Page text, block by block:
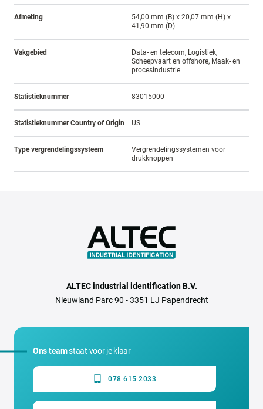
Afmeting
54,00 mm (B) x 20,07 mm (H) x
41,90 mm (D)
Vakgebied
Data- en telecom, Logistiek,
Scheepvaart en offshore, Maak- en
procesindustrie
Statistieknummer 83015000
Statistieknummer Country of Origin US
Type vergrendelingssysteem
Vergrendelingssystemen voor
drukknoppen
ALTEC industrial identification B.V.
Nieuwland Parc 90 - 3351 LJ Papendrecht
Ons teamstaat voor je klaar
078 615 2033